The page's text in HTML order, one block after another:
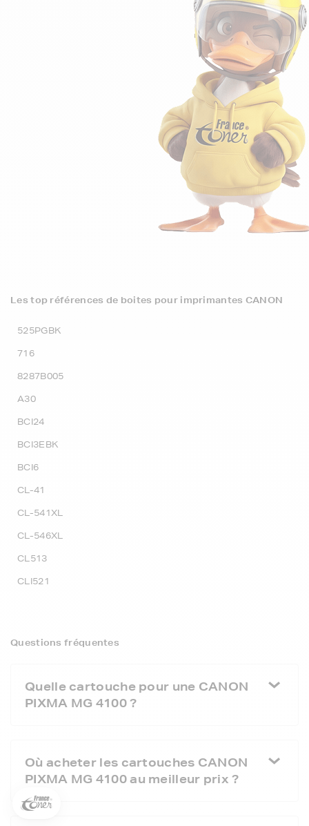
Les top références de boites pour imprimantes CANON
525PGBK
716
8287B005
A30
BCI24
BCI3EBK
BCI6
CL-41
CL-541XL
CL-546XL
CL513
CLI521
Questions fréquentes
Quelle cartouche pour une CANON
PIXMA MG 4100 ?
Où acheter les cartouches CANON
PIXMA MG 4100 au meilleur prix ?
5€
Inscrivez-vous à notre newsletter, suivez notre actualité et
commande * !